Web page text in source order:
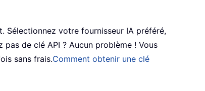
Sélectionnez votre fournisseur IA préféré,
pas de clé API ? Aucun problème ! Vous
sans frais.Comment obtenir une clé